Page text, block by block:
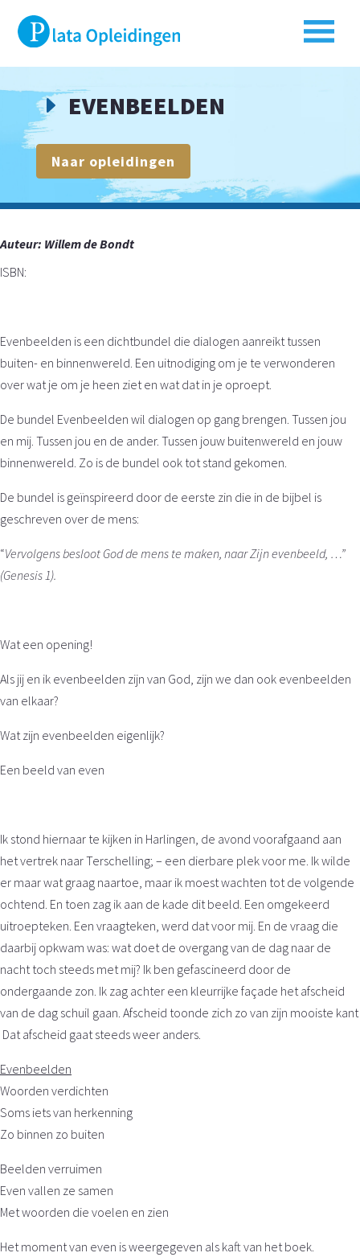
E EVENBEELDEN
Naar opleidingen
Auteur: Willem de Bondt
ISBN:
Evenbeelden is een dichtbundel die dialogen aanreikt tussen
buiten- en binnenwereld. Een uitnodiging om je te verwonderen
over wat je om je heen ziet en wat dat in je oproept.
De bundel Evenbeelden wil dialogen op gang brengen. Tussen jou
en mij. Tussen jou en de ander. Tussen jouw buitenwereld en jouw
binnenwereld. Zo is de bundel ook tot stand gekomen.
De bundel is geïnspireerd door de eerste zin die in de bijbel is
geschreven over de mens:
“Vervolgens besloot God de mens te maken, naar Zijn evenbeeld, …”
(Genesis 1).
Wat een opening!
Als jij en ik evenbeelden zijn van God, zijn we dan ook evenbeelden
van elkaar?
Wat zijn evenbeelden eigenlijk?
Een beeld van even
Ik stond hiernaar te kijken in Harlingen, de avond voorafgaand aan
het vertrek naar Terschelling; – een dierbare plek voor me. Ik wilde
er maar wat graag naartoe, maar ik moest wachten tot de volgende
ochtend. En toen zag ik aan de kade dit beeld. Een omgekeerd
uitroepteken. Een vraagteken, werd dat voor mij. En de vraag die
daarbij opkwam was: wat doet de overgang van de dag naar de
nacht toch steeds met mij? Ik ben gefascineerd door de
ondergaande zon. Ik zag achter een kleurrijke façade het afscheid
van de dag schuil gaan. Afscheid toonde zich zo van zijn mooiste kant
Dat afscheid gaat steeds weer anders.
Evenbeelden
Woorden verdichten
Soms iets van herkenning
Zo binnen zo buiten
Beelden verruimen
Even vallen ze samen
Met woorden die voelen en zien
Het moment van even is weergegeven als kaft van het boek.